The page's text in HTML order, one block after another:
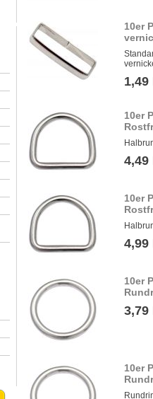
10er
1,49
10er
4,49
10er
4,99
10er
3,79
10er